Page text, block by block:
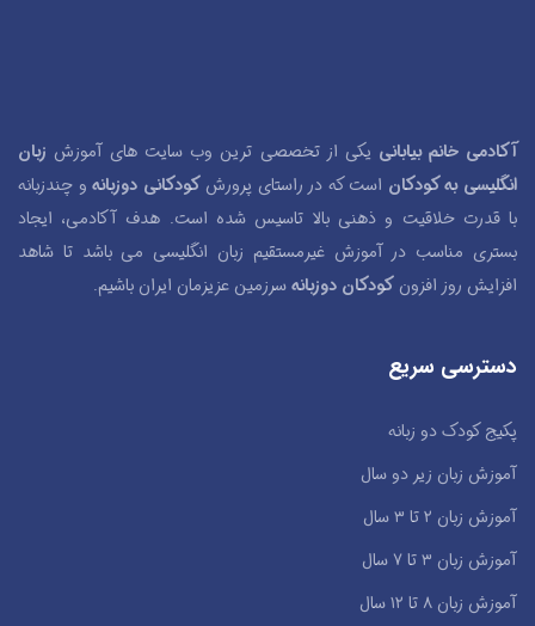
آکادمی خانم بیابانی یکی از تخصصی ترین وب سایت های آموزش زبان
انگلیسی به کودکان است که در راستای پرورشکودکانی دوزبانهو چندزبانه
با قدرت خلاقیت و ذهنی بالا تاسیس شده است. هدف آکادمی، ایجاد
بستری مناسب در آموزش غیرمستقیم زبان انگلیسی می باشد تا شاهد
افزایش روز افزون کودکان دوزبانهسرزمین عزیزمان ایران باشیم.
دسترسی سریع
پکیج کودک دو زبانه
آموزش زبان زیر دو سال
آموزش زبان ۲ تا ۳ سال
آموزش زبان ۳ تا ۷ سال
آموزش زبان ۸ تا ۱۲ سال